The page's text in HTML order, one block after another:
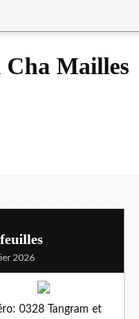
Mailles
2026
0328 Tangram et